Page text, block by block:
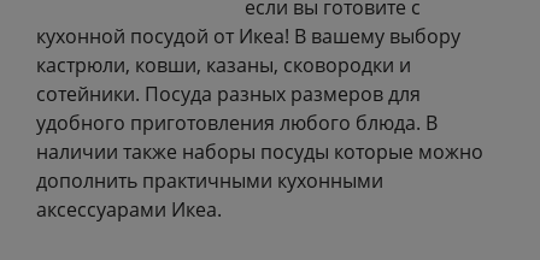
если вы готовите с
кухонной посудой от Икеа! В вашему выбору
кастрюли, ковши, казаны, сковородки и
сотейники. Посуда разных размеров для
удобного приготовления любого блюда. В
наличии также наборы посуды которые можно
дополнить практичными кухонными
аксессуарами Икеа.